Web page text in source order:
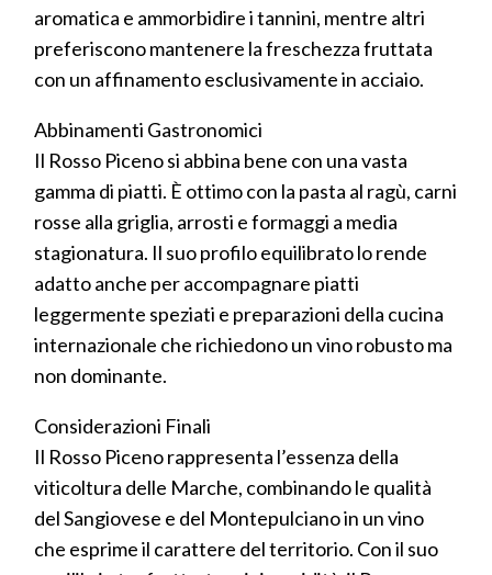
aromatica e ammorbidire i tannini, mentre altri
preferiscono mantenere la freschezza fruttata
con un affinamento esclusivamente in acciaio.
Abbinamenti Gastronomici
Il Rosso Piceno si abbina bene con una vasta
gamma di piatti. È ottimo con la pasta al ragù, carni
rosse alla griglia, arrosti e formaggi a media
stagionatura. Il suo profilo equilibrato lo rende
adatto anche per accompagnare piatti
leggermente speziati e preparazioni della cucina
internazionale che richiedono un vino robusto ma
non dominante.
Considerazioni Finali
Il Rosso Piceno rappresenta l’essenza della
viticoltura delle Marche, combinando le qualità
del Sangiovese e del Montepulciano in un vino
che esprime il carattere del territorio. Con il suo